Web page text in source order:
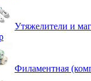
Утяжелители и
Филаментная